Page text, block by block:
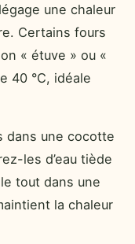
une chaleur
Certains fours
« étuve » ou «
40 °C, idéale
dans une cocotte
les d’eau tiède
tout dans une
la chaleur